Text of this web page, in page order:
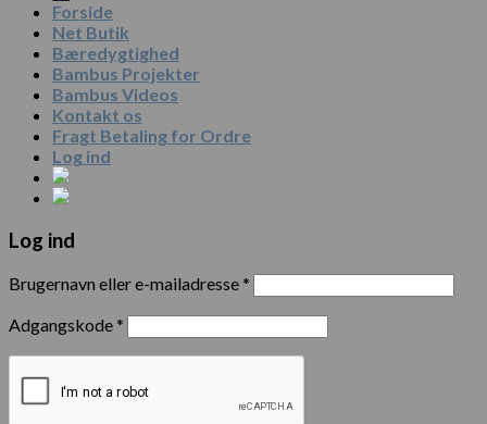
Forside
Net Butik
Bæredygtighed
Bambus Projekter
Bambus Videos
Kontakt os
Fragt Betaling for Ordre
Log ind
Log ind
Brugernavn eller e-mailadresse*
Adgangskode*